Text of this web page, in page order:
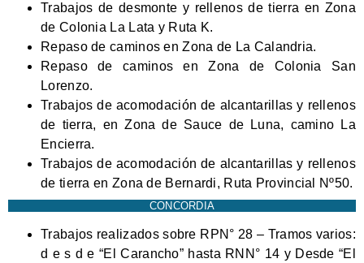
Trabajos de desmonte y rellenos de tierra en Zona
de Colonia La Lata y Ruta K.
Repaso de caminos en Zona de La Calandria.
Repaso de caminos en Zona de Colonia San
Lorenzo.
Trabajos de acomodación de alcantarillas y rellenos
de tierra, en Zona de Sauce de Luna, camino La
Encierra.
Trabajos de acomodación de alcantarillas y rellenos
de tierra en Zona de Bernardi, Ruta Provincial Nº50.
CONCORDIA
Trabajos realizados sobre RPN° 28 – Tramos varios:
d e s d e “El Carancho” hasta RNN° 14 y Desde “El